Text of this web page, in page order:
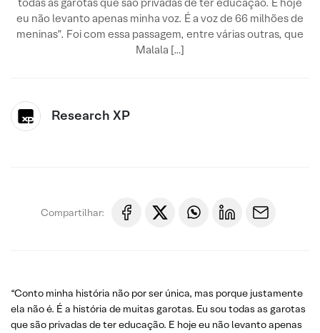
eu não levanto apenas minha voz. É a voz de 66 milhões de
meninas”. Foi com essa passagem, entre várias outras, que
Malala […]
Research XP
Compartilhar:
“Conto minha história não por ser única, mas porque justamente
ela não é. É a história de muitas garotas. Eu sou todas as garotas
que são privadas de ter educação. E hoje eu não levanto apenas